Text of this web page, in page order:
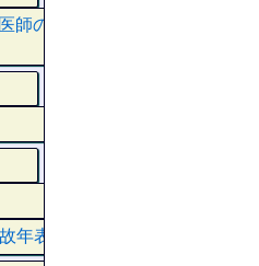
師の
年表